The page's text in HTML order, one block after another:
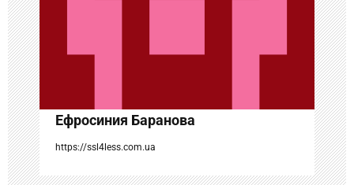
з
а
п
и
с
я
Ефросиния Баранова
https://ssl4less.com.ua